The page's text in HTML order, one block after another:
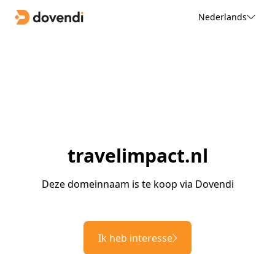
Nederlands
travelimpact.nl
Deze domeinnaam is te koop via Dovendi
Ik heb interesse